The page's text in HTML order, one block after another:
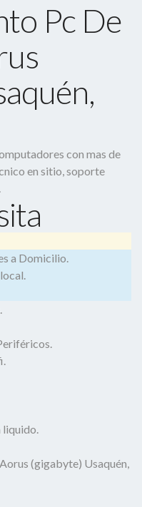
Pc De
con mas de
en sitio, soporte
a Domicilio.
liquido.
(gigabyte) Usaquén,